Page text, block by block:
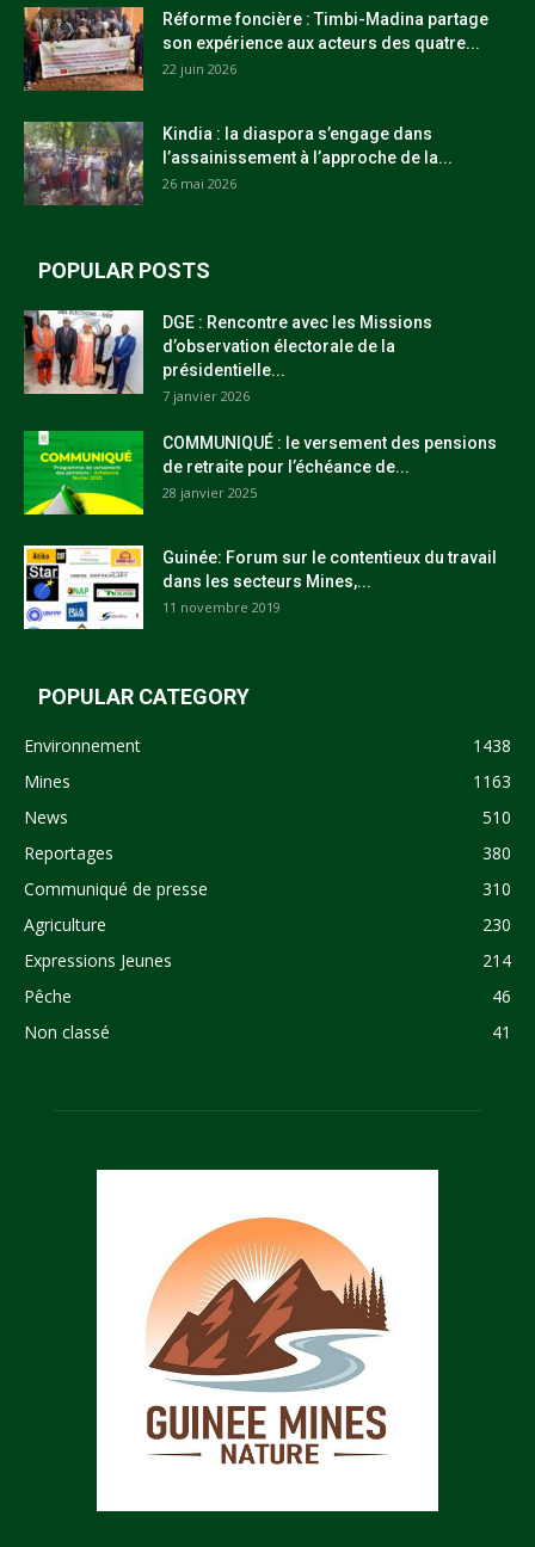
Réforme foncière : Timbi-Madina partage
son expérience aux acteurs des quatre...
22 juin 2026
Kindia : la diaspora s’engage dans
l’assainissement à l’approche de la...
26 mai 2026
POPULAR POSTS
DGE : Rencontre avec les Missions
d’observation électorale de la
présidentielle...
7 janvier 2026
COMMUNIQUÉ : le versement des pensions
de retraite pour l’échéance de...
28 janvier 2025
Guinée: Forum sur le contentieux du travail
dans les secteurs Mines,...
11 novembre 2019
POPULAR CATEGORY
Environnement
1438
Mines
1163
News
510
Reportages
380
Communiqué de presse
310
Agriculture
230
Expressions Jeunes
214
Pêche
46
Non classé
41